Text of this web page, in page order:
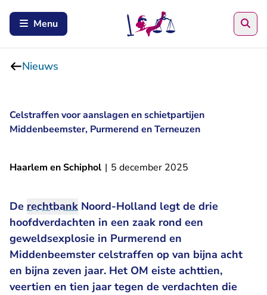
Menu
Nieuws
Celstraffen voor aanslagen en schietpartijen
Middenbeemster, Purmerend en Terneuzen
Haarlem en Schiphol | 5 december 2025
De rechtbank Noord-Holland legt de drie
hoofdverdachten in een zaak rond een
geweldsexplosie in Purmerend en
Middenbeemster celstraffen op van bijna acht
en bijna zeven jaar. Het OM eiste achttien,
veertien en tien jaar tegen de verdachten die